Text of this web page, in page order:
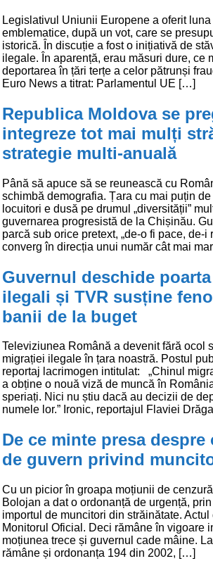
Legislativul Uniunii Europene a oferit
emblematice, după un vot, care se
istorică. În discuție a fost o inițiativă de
ilegale. În aparență, erau măsuri dure, ce
deportarea în țări terțe a celor pătrunși
Euro News a titrat: Parlamentul UE […]
Republica Moldova se
integreze tot mai mulți
strategie multi-anuală
Până să apuce să se reunească cu
schimbă demografia. Țara cu mai puțin
locuitori e dusă pe drumul „diversității”
guvernarea progresistă de la Chișinău.
parcă sub orice pretext, „de-o fi pace, de-
converg în direcția unui număr cât mai
Guvernul deschide
ilegali și TVR susține
banii de la buget
Televiziunea Română a devenit fără ocol
migrației ilegale în țara noastră. Postul
reportaj lacrimogen intitulat: „Chinul
a obține o nouă viză de muncă în
speriați. Nici nu știu dacă au decizii de
numele lor.” Ironic, reportajul Flaviei
De ce minte presa despre
de guvern privind
Cu un picior în groapa moțiunii de
Bolojan a dat o ordonanță de urgență,
importul de muncitori din străinătate.
Monitorul Oficial. Deci rămâne în vigoare
moțiunea trece și guvernul cade mâine.
rămâne și ordonanța 194 din 2002, […]